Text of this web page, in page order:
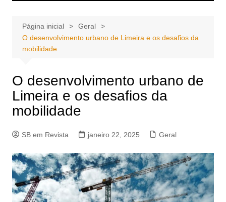
Página inicial
Geral
O desenvolvimento urbano de Limeira e os desafios da
mobilidade
O desenvolvimento urbano de
Limeira e os desafios da
mobilidade
SB em Revista janeiro 22, 2025 Geral